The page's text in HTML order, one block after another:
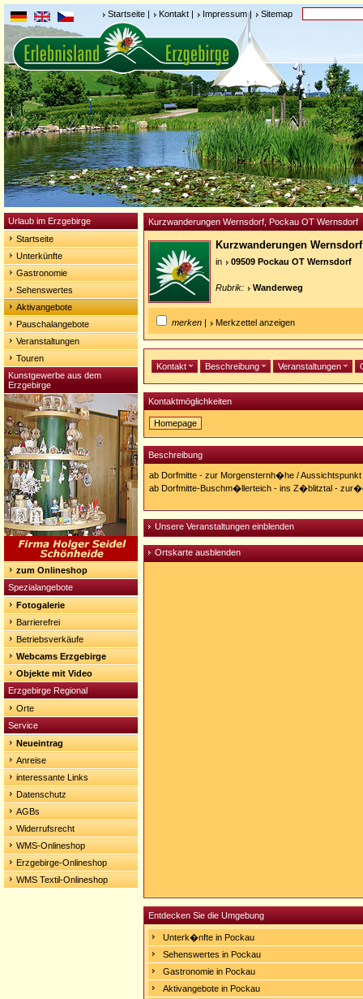
Startseite | Kontakt | Impressum| Sitemap
Urlaub im Erzgebirge
Startseite
Unterkünfte
Gastronomie
Sehenswertes
Aktivangebote
Pauschalangebote
Veranstaltungen
Touren
Kunstgewerbe aus dem
Erzgebirge
zum Onlineshop
Spezialangebote
Fotogalerie
Barrierefrei
Betriebsverkäufe
Webcams Erzgebirge
Objekte mit Video
Erzgebirge Regional
Orte
Service
Neueintrag
Anreise
interessante Links
Datenschutz
AGBs
Widerrufsrecht
WMS-Onlineshop
Erzgebirge-Onlineshop
WMS Textil-Onlineshop
Kurzwanderungen Wernsdorf, Pockau OT Wernsdorf
Kurzwanderungen
in 09509 Pockau OT Wernsdorf
Rubrik: Wanderweg
merken | Merkzettel anzeigen
Kontakt Beschreibung Veranstaltungen
Kontaktmöglichkeiten
Homepage
Homepage:
http://www.pockau.de/wandern.htm
Beschreibung
ab Dorfmitte - zur Morgensternh�he /
ab Dorfmitte-Buschm�llerteich - ins Z�blitztal -
Unsere Veranstaltungen einblenden
Ortskarte ausblenden
Entdecken Sie die Umgebung
Unterk�nfte in Pockau
Sehenswertes in Pockau
Gastronomie in Pockau
Aktivangebote in Pockau